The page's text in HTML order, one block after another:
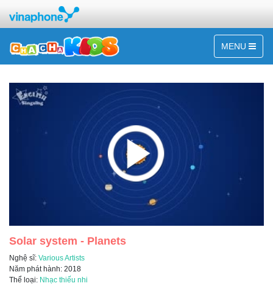
MENU
Solar system - Planets
Nghệ sĩ: Various Artists
Năm phát hành: 2018
Thể loại: Nhạc thiếu nhi